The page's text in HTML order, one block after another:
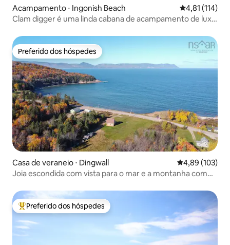
Acampamento ⋅ Ingonish Beach 4,81 de uma
4,81 (114)
Clam digger é uma linda cabana de acampamento de luxo
Preferido dos hóspedes
Preferido dos hóspedes
Casa de veraneio ⋅ Dingwall 4,89 de uma
4,89 (103)
Joia escondida com vista para o mar e a montanha com
Entre os melhores preferidos dos hóspedes
Preferido dos hóspedes